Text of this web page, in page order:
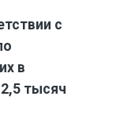
с
в
тысяч